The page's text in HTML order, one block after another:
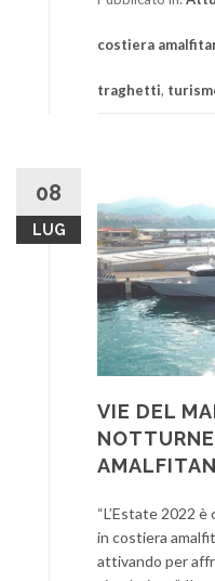
costiera
traghetti,
08
LUG
VIE DEL
“L’Estate 2022
in costiera
attivando per